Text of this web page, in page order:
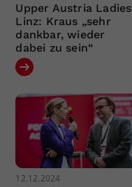
Upper Austria Ladies
Linz: Kraus „sehr
dankbar, wieder
dabei zu sein“
12.12.2024